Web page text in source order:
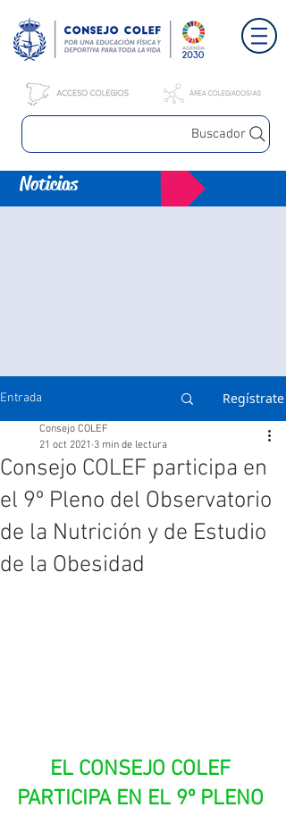
Buscador
Noticias
Entrada Regístrate
Consejo COLEF participa en
el 9º Pleno del Observatorio
de la Nutrición y de Estudio
de la Obesidad
Consejo COLEF
21 oct 2021 3 min de lectura
EL CONSEJO COLEF
PARTICIPA EN EL 9º PLENO